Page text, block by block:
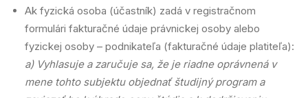
Ak fyzická osoba (účastník) zadá v registračnom
formulári fakturačné údaje právnickej osoby alebo
fyzickej osoby – podnikateľa (fakturačné údaje platiteľa):
a) Vyhlasuje a zaručuje sa, že je riadne oprávnená v
mene tohto subjektu objednať študijný program a